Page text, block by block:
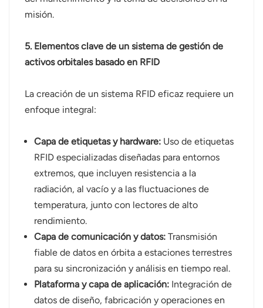
misión.
5. Elementos clave de un sistema de gestión de
activos orbitales basado en RFID
La creación de un sistema RFID eficaz requiere un
enfoque integral:
Capa de etiquetas y hardware: Uso de etiquetas
RFID especializadas diseñadas para entornos
extremos, que incluyen resistencia a la
radiación, al vacío y a las fluctuaciones de
temperatura, junto con lectores de alto
rendimiento.
Capa de comunicación y datos: Transmisión
fiable de datos en órbita a estaciones terrestres
para su sincronización y análisis en tiempo real.
Plataforma y capa de aplicación: Integración de
datos de diseño, fabricación y operaciones en